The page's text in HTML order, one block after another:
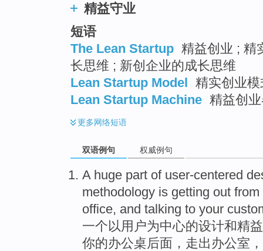
精益守业
短语
The Lean Startup 精益创业 ; 精
长思维 ; 新创企业的成长思维
Lean Startup Model 精实创业模
Lean Startup Machine 精益创
更多网络短语
双语例句 权威例句
A huge part of user-centered
methodology is getting out from
office, and talking to your
一个以用户为中心的设计和精益
你的办公桌后面 ， 走出 办公室